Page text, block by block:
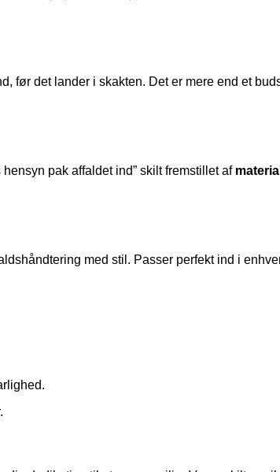
før det lander i skakten. Det er mere end et
pak affaldet ind” skilt fremstillet af
med stil. Passer perfekt ind i